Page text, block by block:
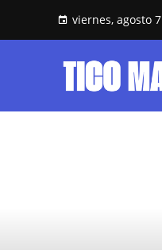
viernes, agosto 7